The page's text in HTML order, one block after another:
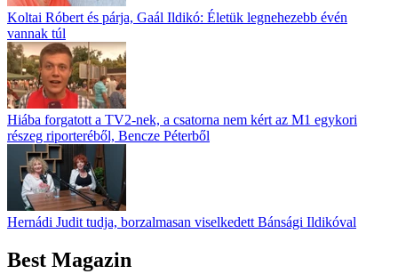
Koltai Róbert és párja, Gaál Ildikó: Életük legnehezebb évén
vannak túl
Hiába forgatott a TV2-nek, a csatorna nem kért az M1 egykori
részeg riporteréből, Bencze Péterből
Hernádi Judit tudja, borzalmasan viselkedett Bánsági Ildikóval
Best Magazin